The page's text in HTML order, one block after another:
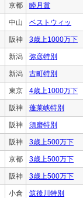
京都 睦月賞
中山 ベストウィッ
阪神 3歳上1000万下
新潟 弥彦特別
新潟 古町特別
東京 4歳上1000万下
阪神 蓬莱峡特別
阪神 須磨特別
阪神 3歳上500万下
京都 3歳上500万下
阪神 3歳上500万下
小倉 筑後川特別